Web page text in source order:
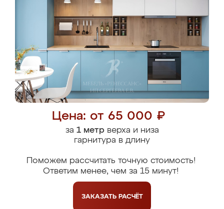
Цена: от 65 000 ₽
за 1 метрверха и низа
гарнитура в длину
Поможем рассчитать точную стоимость!
Ответим менее, чем за 15 минут!
ЗАКАЗАТЬ РАСЧЁТ